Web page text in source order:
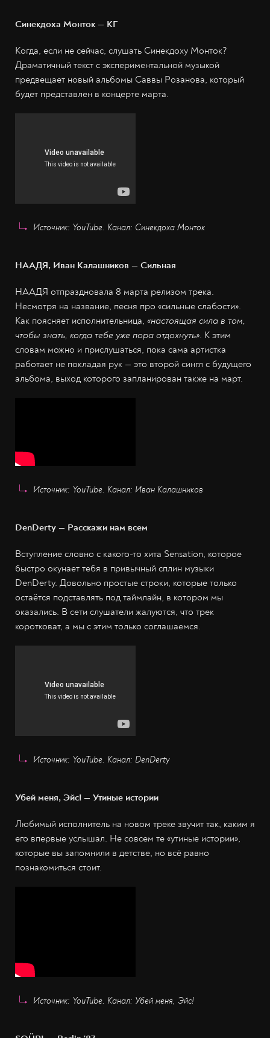
Синекдоха Монток — КГ
Когда, если не сейчас, слушать Синекдоху Монток?
Драматичный текст с экспериментальной музыкой
предвещает новый альбомы Саввы Розанова, который
будет представлен в концерте марта.
Источник: YouTube. Канал: Синекдоха Монток
НААДЯ, Иван Калашников — Сильная
НААДЯ отпраздновала 8 марта релизом трека.
Несмотря на название, песня про «сильные слабости».
Как поясняет исполнительница, «настоящая сила в том,
чтобы знать, когда тебе уже пора отдохнуть». К этим
словам можно и прислушаться, пока сама артистка
работает не покладая рук — это второй сингл с будущего
альбома, выход которого запланирован также на март.
Источник: YouTube. Канал: Иван Калашников
DenDerty — Расскажи нам всем
Вступление словно с какого-то хита Sensation, которое
быстро окунает тебя в привычный сплин музыки
DenDerty. Довольно простые строки, которые только
остаётся подставлять под таймлайн, в котором мы
оказались. В сети слушатели жалуются, что трек
коротковат, а мы с этим только соглашаемся.
Источник: YouTube. Канал: DenDerty
Убей меня, Эйс! — Утиные истории
Любимый исполнитель на новом треке звучит так, каким я
его впервые услышал. Не совсем те «утиные истории»,
которые вы запомнили в детстве, но всё равно
познакомиться стоит.
Источник: YouTube. Канал: Убей меня, Эйс!